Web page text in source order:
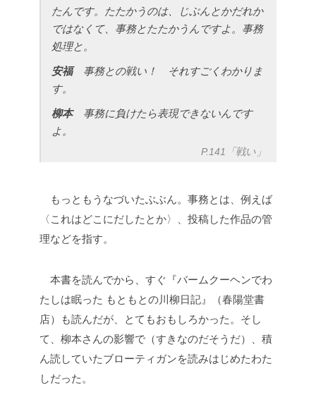
たんです。たたかうのは、じぶんとかだれか
ではなくて、事務とたたかうんですよ。事務
処理と。
安福事務との戦い！ それすごくわかりま
す。
柳本事務に負けたら表現できないんです
よ。
P.141「戦い」
もっともうなづいたぶぶん。事務とは、例えば
〈これはどこにだしたとか〉、投稿した作品の管
理などを指す。
本書を読んでから、すぐ『バームクーヘンでわ
たしは眠った もともとの川柳日記』（春陽堂書
店）も読んだが、とてもおもしろかった。そし
て、柳本さんの影響で（すきなのだそうだ）、積
ん読していたブローティガンを読みはじめたわた
しだった。